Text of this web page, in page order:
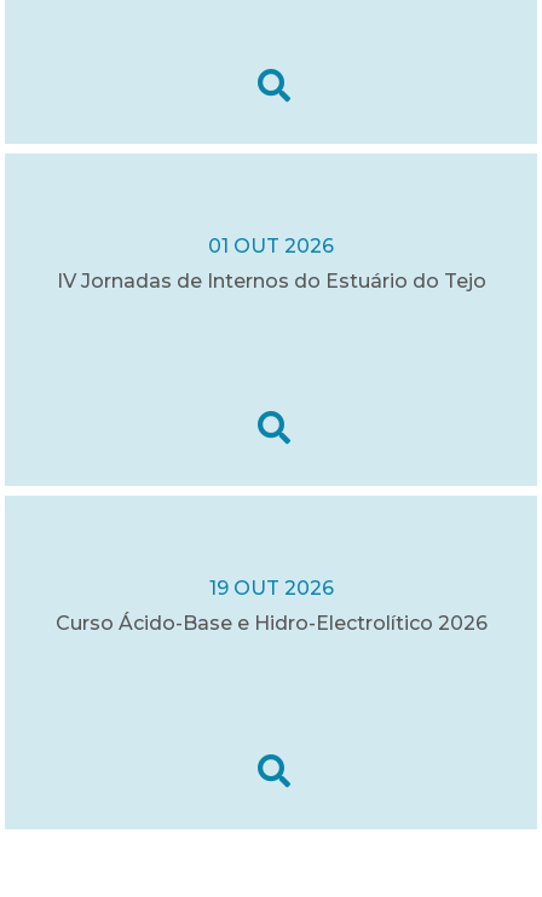
01 OUT 2026
IV Jornadas de Internos do Estuário do Tejo
19 OUT 2026
Curso Ácido-Base e Hidro-Electrolítico 2026